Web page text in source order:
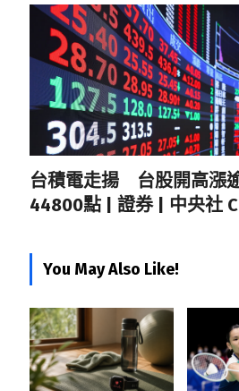
台積電走揚 台股開高漲
44800點 | 證券 | 中央社
You May Also Like!